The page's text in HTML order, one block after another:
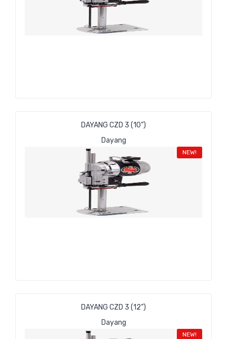
DAYANG CZD 3 (10”)
Dayang
NEW!
DAYANG CZD 3 (12”)
Dayang
NEW!